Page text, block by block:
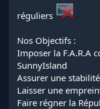
réguliers
Nos Objectifs :
Imposer la F.A.R.A
SunnyIsland
Assurer une
Laisser une
Faire régner la